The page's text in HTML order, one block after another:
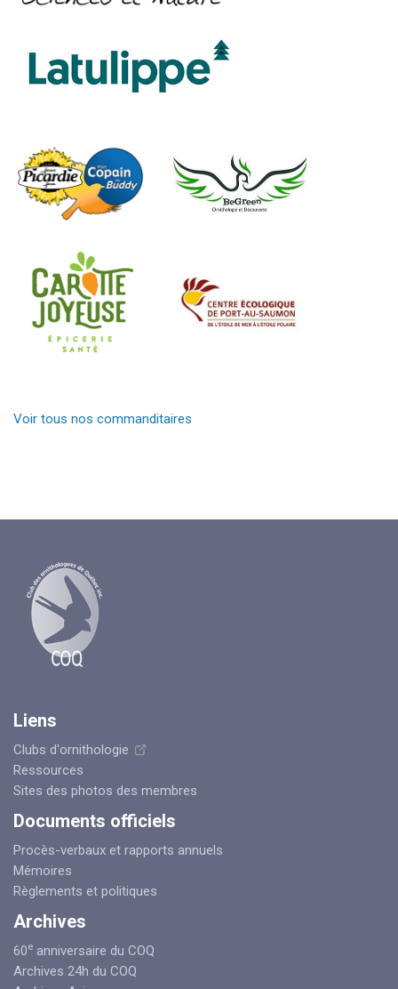
Voir tous nos commanditaires
Liens
Clubs d'ornithologie
Ressources
Sites des photos des membres
Documents officiels
Procès-verbaux et rapports annuels
Mémoires
Règlements et politiques
Archives
60e anniversaire du COQ
Archives 24h du COQ